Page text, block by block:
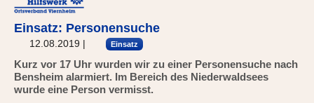
Einsatz: Personensuche
12.08.2019 | Einsatz
Kurz vor 17 Uhr wurden wir zu einer Personensuche nach
Bensheim alarmiert. Im Bereich des Niederwaldsees
wurde eine Person vermisst.